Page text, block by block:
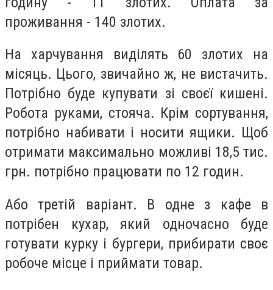
проживання - 140 злотих.
На харчування виділять 60 злотих на
місяць. Цього, звичайно ж, не вистачить.
Потрібно буде купувати зі своєї кишені.
Робота руками, стояча. Крім сортування,
потрібно набивати і носити ящики. Щоб
отримати максимально можливі 18,5 тис.
грн. потрібно працювати по 12 годин.
Або третій варіант. В одне з кафе в
потрібен кухар, який одночасно буде
готувати курку і бургери, прибирати своє
робоче місце і приймати товар.